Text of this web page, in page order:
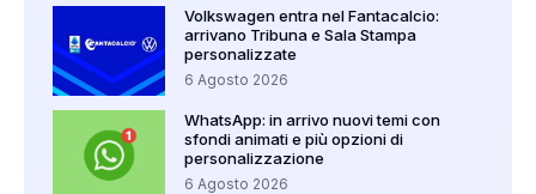
Volkswagen entra nel Fantacalcio:
arrivano Tribuna e Sala Stampa
personalizzate
6 Agosto 2026
WhatsApp: in arrivo nuovi temi con
sfondi animati e più opzioni di
personalizzazione
6 Agosto 2026